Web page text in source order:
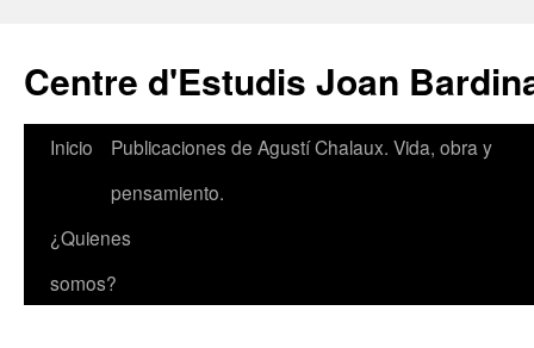
contenido
Centre d'Estudis Joan
Inicio
Publicaciones de Agustí Chalaux. Vida, obra y
pensamiento.
¿Quienes
somos?